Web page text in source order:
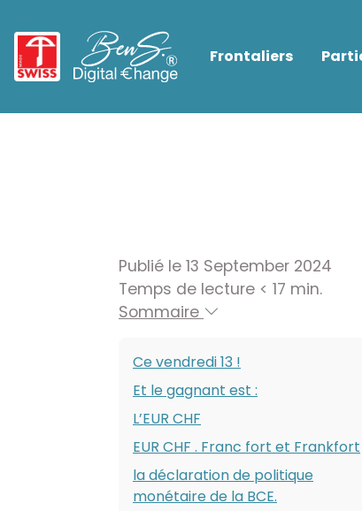
Frontaliers
Publié le 13 September 2024
Temps de lecture < 17 min.
Sommaire
Ce vendredi 13 !
Et le gagnant est :
L’EUR CHF
EUR CHF . Franc fort et Frankfort
la déclaration de politique
monétaire de la BCE.